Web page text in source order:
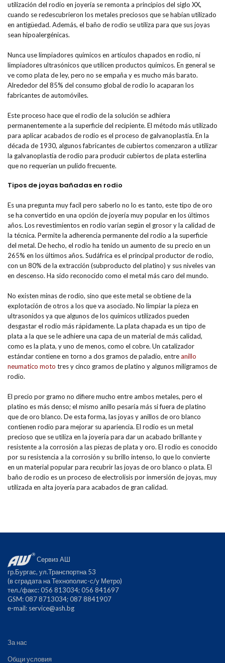
utilización del rodio en joyería se remonta a principios del siglo XX,
cuando se redescubrieron los metales preciosos que se habían utilizado
en antigüedad. Además, el baño de rodio se utiliza para que sus joyas
sean hipoalergénicas.
Nunca use limpiadores químicos en artículos chapados en rodio, ni
limpiadores ultrasónicos que utilicen productos químicos. En general se
ve como plata de ley, pero no se empaña y es mucho más barato.
Alrededor del 85% del consumo global de rodio lo acaparan los
fabricantes de automóviles.
Este proceso hace que el rodio de la solución se adhiera
permanentemente a la superficie del recipiente. El método más utilizado
para aplicar acabados de rodio es el proceso de galvanoplastia. En la
década de 1930, algunos fabricantes de cubiertos comenzaron a utilizar
la galvanoplastia de rodio para producir cubiertos de plata esterlina
que no requerían un pulido frecuente.
Tipos de joyas bañadas en rodio
Es una pregunta muy facil pero saberlo no lo es tanto, este tipo de oro
se ha convertido en una opción de joyería muy popular en los últimos
años. Los revestimientos en rodio varían según el grosor y la calidad de
la técnica. Permite la adherencia permanente del rodio a la superficie
del metal. De hecho, el rodio ha tenido un aumento de su precio en un
265% en los últimos años. Sudáfrica es el principal productor de rodio,
con un 80% de la extracción (subproducto del platino) y sus niveles van
en descenso. Ha sido reconocido como el metal más caro del mundo.
No existen minas de rodio, sino que este metal se obtiene de la
explotación de otros a los que va asociado. No limpiar la pieza en
ultrasonidos ya que algunos de los químicos utilizados pueden
desgastar el rodio más rápidamente. La plata chapada es un tipo de
plata a la que se le adhiere una capa de un material de más calidad,
como es la plata, y uno de menos, como el cobre. Un catalizador
estándar contiene en torno a dos gramos de paladio, entreanillo
neumatico moto tres y cinco gramos de platino y algunos miligramos de
rodio.
El precio por gramo no difiere mucho entre ambos metales, pero el
platino es más denso; el mismo anillo pesaría más si fuera de platino
que de oro blanco. De esta forma, las joyas y anillos de oro blanco
contienen rodio para mejorar su apariencia. El rodio es un metal
precioso que se utiliza en la joyería para dar un acabado brillante y
resistente a la corrosión a las piezas de plata y oro. El rodio es conocido
por su resistencia a la corrosión y su brillo intenso, lo que lo convierte
en un material popular para recubrir las joyas de oro blanco o plata. El
baño de rodio es un proceso de electrolisis por inmersión de joyas, muy
utilizada en alta joyería para acabados de gran calidad.
Сервиз АШ
гр.Бургас, ул.Транспортна 53
(в сградата на Технополис-с/у Метро)
тел./факс: 056 813034; 056 841697
GSM: 087 8713034; 087 8841907
е-mail: service@ash.bg
За нас
Общи условия